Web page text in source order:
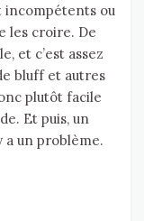
incompétents ou
les croire. De
et c’est assez
bluff et autres
plutôt facile
Et puis, un
a un problème.